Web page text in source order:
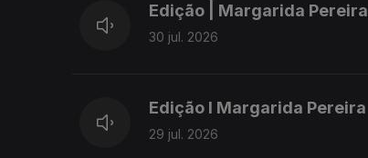
Edição | Margarida Pereira
30 jul. 2026
Edição I Margarida Pereira
29 jul. 2026